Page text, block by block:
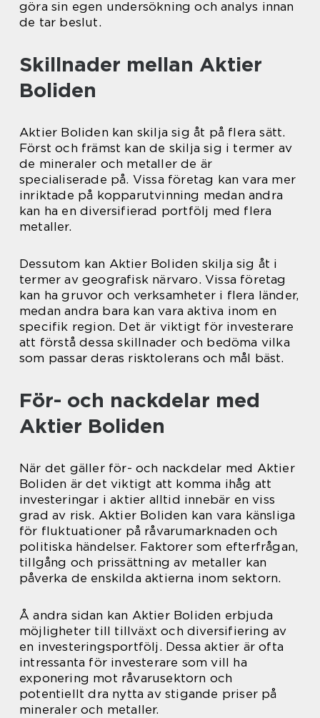
göra sin egen undersökning och analys innan
de tar beslut.
Skillnader mellan Aktier
Boliden
Aktier Boliden kan skilja sig åt på flera sätt.
Först och främst kan de skilja sig i termer av
de mineraler och metaller de är
specialiserade på. Vissa företag kan vara mer
inriktade på kopparutvinning medan andra
kan ha en diversifierad portfölj med flera
metaller.
Dessutom kan Aktier Boliden skilja sig åt i
termer av geografisk närvaro. Vissa företag
kan ha gruvor och verksamheter i flera länder,
medan andra bara kan vara aktiva inom en
specifik region. Det är viktigt för investerare
att förstå dessa skillnader och bedöma vilka
som passar deras risktolerans och mål bäst.
För- och nackdelar med
Aktier Boliden
När det gäller för- och nackdelar med Aktier
Boliden är det viktigt att komma ihåg att
investeringar i aktier alltid innebär en viss
grad av risk. Aktier Boliden kan vara känsliga
för fluktuationer på råvarumarknaden och
politiska händelser. Faktorer som efterfrågan,
tillgång och prissättning av metaller kan
påverka de enskilda aktierna inom sektorn.
Å andra sidan kan Aktier Boliden erbjuda
möjligheter till tillväxt och diversifiering av
en investeringsportfölj. Dessa aktier är ofta
intressanta för investerare som vill ha
exponering mot råvarusektorn och
potentiellt dra nytta av stigande priser på
mineraler och metaller.